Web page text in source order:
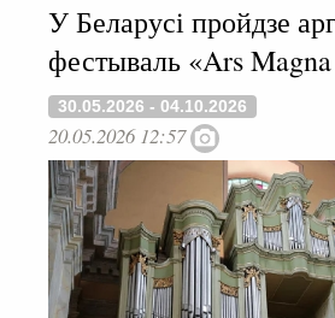
У Беларусі пройдзе
фестываль «Ars
30.05.2026 - 04.10.2026
20.05.2026 12:57